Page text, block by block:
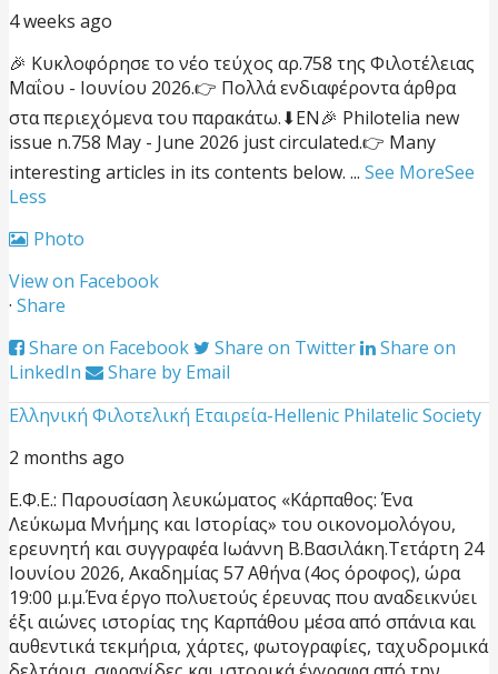
4 weeks ago
🎉 Κυκλοφόρησε το νέο τεύχος αρ.758 της Φιλοτέλειας
Μαΐου - Ιουνίου 2026.👉 Πολλά ενδιαφέροντα άρθρα
στα περιεχόμενα του παρακάτω.⬇EN🎉 Philotelia new
issue n.758 May - June 2026 just circulated.👉 Many
interesting articles in its contents below. ... See MoreSee
Less
Photo
View on Facebook
· Share
Share on Facebook
Share on Twitter
Share on
LinkedIn
Share by Email
Ελληνική Φιλοτελική Εταιρεία-Hellenic Philatelic Society
2 months ago
Ε.Φ.Ε.: Παρουσίαση λευκώματος «Κάρπαθος: Ένα
Λεύκωμα Μνήμης και Ιστορίας» του οικονομολόγου,
ερευνητή και συγγραφέα Ιωάννη Β.Βασιλάκη.Τετάρτη 24
Ιουνίου 2026, Ακαδημίας 57 Αθήνα (4ος όροφος), ώρα
19:00 μ.μ.Ένα έργο πολυετούς έρευνας που αναδεικνύει
έξι αιώνες ιστορίας της Καρπάθου μέσα από σπάνια και
αυθεντικά τεκμήρια, χάρτες, φωτογραφίες, ταχυδρομικά